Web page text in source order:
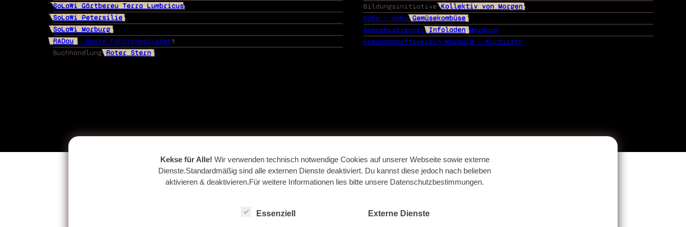
SoLaWi Gärtbereu Terra Lumbricus
SoLaWi Petersilie
SoLaWi Marburg
RADau – beste Fahrradwerkstatt
Buchhandlung Roter Stern
BildungsinitiativeKollektiv von Morgen
KüFa / VoKüGemüsekombüse
Anarchistischer Infoladen Marburg
Freundschaftsverein Marburg – Kurdistan
Kekse für Alle! Wir verwenden technisch notwendige Cookies auf unserer Webseite sowie externe
Dienste.Standardmäßig sind alle externen Dienste deaktiviert. Du kannst diese jedoch nach belieben
aktivieren & deaktivieren.Für weitere Informationen lies bitte unsere Datenschutzbestimmungen.
Essenziell Externe Dienste